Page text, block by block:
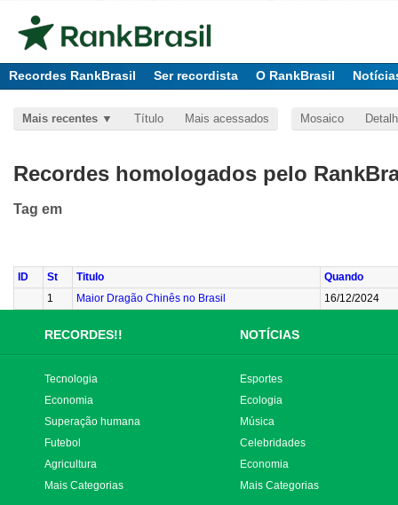
Recordes RankBrasil Ser recordista O RankBrasil
Mais recentes Título Mais acessados Mosaico
Recordes homologados pelo
Tag em
ID St Titulo
Quando
1
Maior Dragão Chinês no Brasil 16/12/2024
RECORDES!! NOTÍCIAS
Tecnologia
Economia
Superação humana
Futebol
Agricultura
Mais Categorias
Esportes
Ecologia
Música
Celebridades
Economia
Mais Categorias